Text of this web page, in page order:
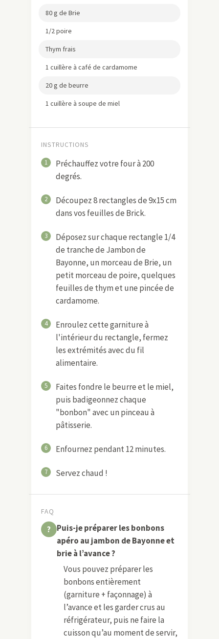
80 g de Brie
1/2 poire
Thym frais
1 cuillère à café de cardamome
20 g de beurre
1 cuillère à soupe de miel
INSTRUCTIONS
1
Préchauffez votre four à 200
degrés.
2
Découpez 8 rectangles de 9x15 cm
dans vos feuilles de Brick.
3
Déposez sur chaque rectangle 1/4
de tranche de Jambon de
Bayonne, un morceau de Brie, un
petit morceau de poire, quelques
feuilles de thym et une pincée de
cardamome.
4
Enroulez cette garniture à
l'intérieur du rectangle, fermez
les extrémités avec du fil
alimentaire.
5
Faites fondre le beurre et le miel,
puis badigeonnez chaque
"bonbon" avec un pinceau à
pâtisserie.
6 Enfournez pendant 12 minutes.
7 Servez chaud !
FAQ
Puis-je préparer les bonbons
apéro au jambon de Bayonne et
brie à l’avance ?
Vous pouvez préparer les
bonbons entièrement
(garniture + façonnage) à
l’avance et les garder crus au
réfrigérateur, puis ne faire la
cuisson qu’au moment de servir,